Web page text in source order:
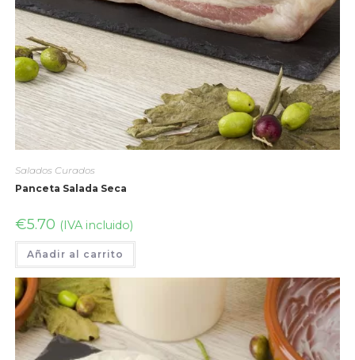
Salados Curados
Panceta Salada Seca
€5.70 (IVA incluido)
Añadir al carrito